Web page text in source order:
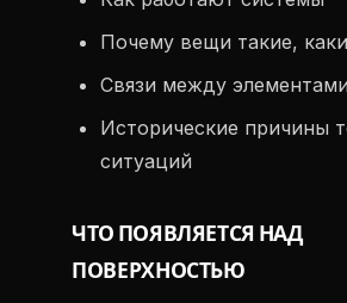
Почему вещи такие,
Связи между элементами
Исторические причины
ситуаций
ЧТО ПОЯВЛЯЕТСЯ НАД
ПОВЕРХНОСТЬЮ